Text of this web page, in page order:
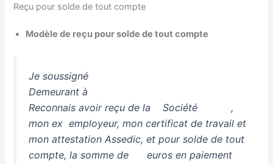
Reçu pour solde de tout compte
Modèle de reçu pour solde de tout compte
Je soussigné
Demeurant à
Reconnais avoir reçu de la Société ,
mon ex employeur, mon certificat de travail et
mon attestation Assedic, et pour solde de tout
compte, la somme de euros en paiement